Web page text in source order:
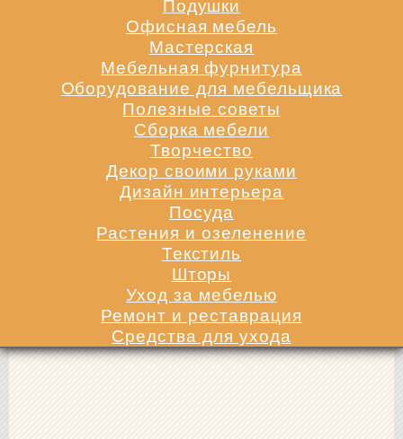
Подушки
Офисная мебель
Мастерская
Мебельная фурнитура
Оборудование для мебельщика
Полезные советы
Сборка мебели
Творчество
Декор своими руками
Дизайн интерьера
Посуда
Растения и озеленение
Текстиль
Шторы
Уход за мебелью
Ремонт и реставрация
Средства для ухода